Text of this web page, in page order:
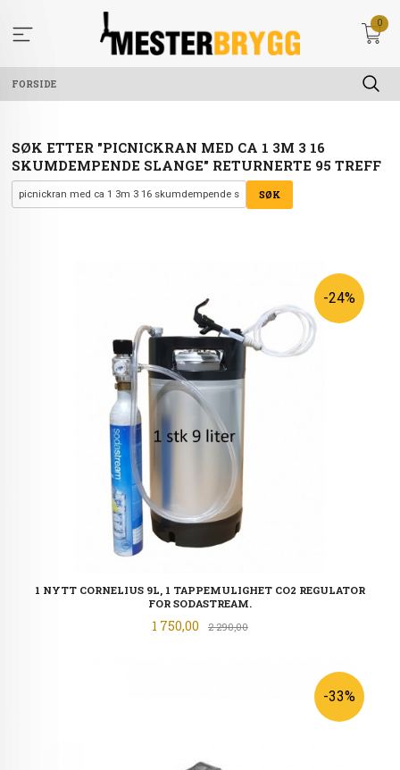
innholdet
0
FORSIDE
SØK ETTER "PICNICKRAN MED CA 1 3M 3 16
SKUMDEMPENDE SLANGE" RETURNERTE 95 TREFF
1 NYTT CORNELIUS 9L, 1 TAPPEMULIGHET CO2 REGULATOR
FOR SODASTREAM.
Tilbud
1 750,00 2 290,00Rabatt
-24%
-33%